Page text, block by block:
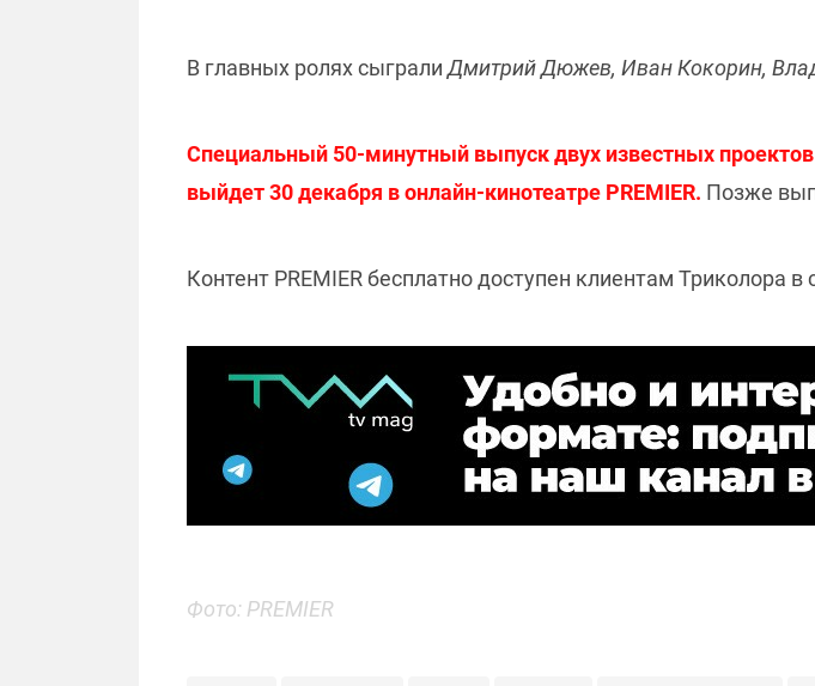
В главных ролях сыгралиДмитрий Дюжев, Иван Кокорин,
Специальный 50-минутный выпуск двух известных
выйдет 30 декабря в онлайн-кинотеатре PREMIER. Позже
Контент PREMIER бесплатно доступен клиентам Триколора в
Фото: PREMIER